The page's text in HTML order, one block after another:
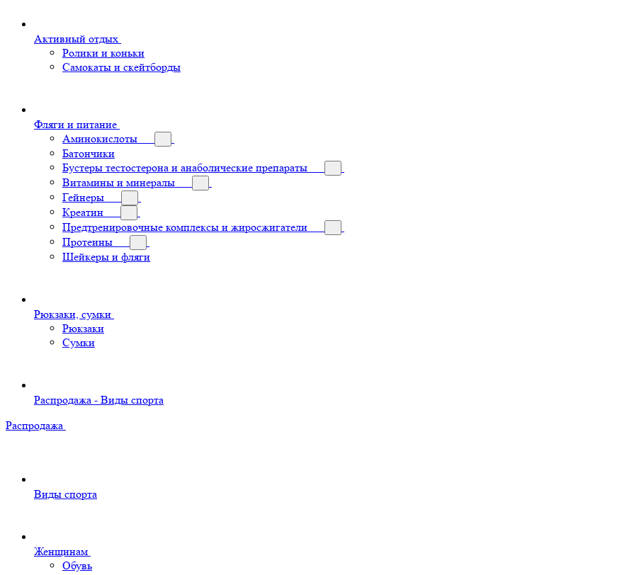
Активный отдых
Ролики и коньки
Самокаты и скейтборды
Фляги и питание
Аминокислоты
Батончики
Бустеры тестостерона и анаболические препараты
Витамины и минералы
Гейнеры
Креатин
Предтренировочные комплексы и жиросжигатели
Протеины
Шейкеры и фляги
Рюкзаки, сумки
Рюкзаки
Сумки
Распродажа - Виды спорта
Распродажа
Виды спорта
Женщинам
Обувь